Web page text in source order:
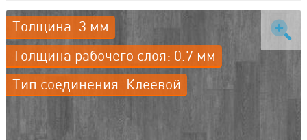
Толщина: 3 мм
Толщина рабочего слоя: 0.7 мм
Тип соединения: Клеевой